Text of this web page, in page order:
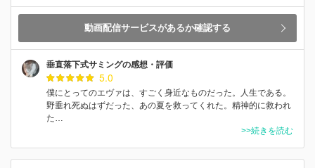
動画配信サービスがあるか確認する
垂直落下式サミングの感想・評価
5.0
僕にとってのエヴァは、すごく身近なものだった。人生である。
野垂れ死ぬはずだった、あの夏を救ってくれた。精神的に救われ
た…
>>続きを読む